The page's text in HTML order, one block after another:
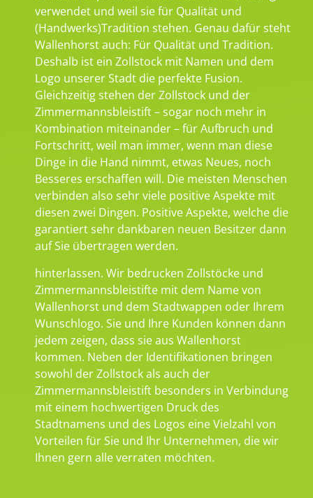
verwendet und weil sie für Qualität und
(Handwerks)Tradition stehen. Genau dafür steht
Wallenhorst auch: Für Qualität und Tradition.
Deshalb ist ein Zollstock mit Namen und dem
Logo unserer Stadt die perfekte Fusion.
Gleichzeitig stehen der Zollstock und der
Zimmermannsbleistift – sogar noch mehr in
Kombination miteinander – für Aufbruch und
Fortschritt, weil man immer, wenn man diese
Dinge in die Hand nimmt, etwas Neues, noch
Besseres erschaffen will. Die meisten Menschen
verbinden also sehr viele positive Aspekte mit
diesen zwei Dingen. Positive Aspekte, welche die
garantiert sehr dankbaren neuen Besitzer dann
auf Sie übertragen werden.
hinterlassen. Wir bedrucken Zollstöcke und
Zimmermannsbleistifte mit dem Name von
Wallenhorst und dem Stadtwappen oder Ihrem
Wunschlogo. Sie und Ihre Kunden können dann
jedem zeigen, dass sie aus Wallenhorst
kommen. Neben der Identifikationen bringen
sowohl der Zollstock als auch der
Zimmermannsbleistift besonders in Verbindung
mit einem hochwertigen Druck des
Stadtnamens und des Logos eine Vielzahl von
Vorteilen für Sie und Ihr Unternehmen, die wir
Ihnen gern alle verraten möchten.